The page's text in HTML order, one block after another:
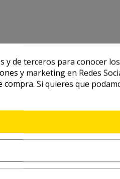
y de terceros para conocer
y marketing en Redes
compra. Si quieres que